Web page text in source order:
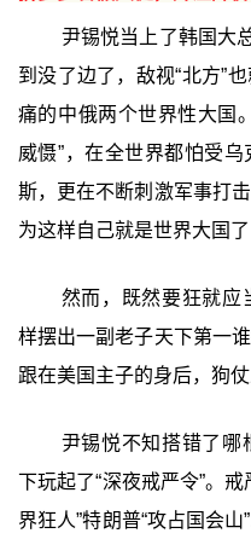
尹锡悦当上了韩国大
到没了边了，敌视“北方”
痛的中俄两个世界性大国
威慑”，在全世界都怕受
斯，更在不断刺激军事打
为这样自己就是世界大国
然而，既然要狂就应
样摆出一副老子天下第一
跟在美国主子的身后，狗
尹锡悦不知搭错了哪
下玩起了“深夜戒严令”。
界狂人”特朗普“攻占国会